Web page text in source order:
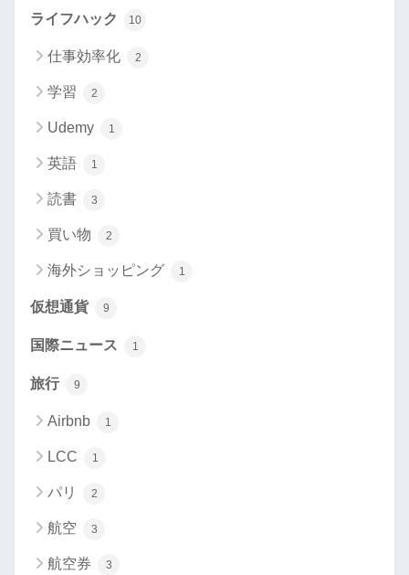
ライフハック 10
仕事効率化 2
学習 2
Udemy 1
英語 1
読書 3
買い物 2
海外ショッピング 1
仮想通貨 9
国際ニュース 1
旅行 9
Airbnb 1
LCC 1
パリ 2
航空 3
航空券 3